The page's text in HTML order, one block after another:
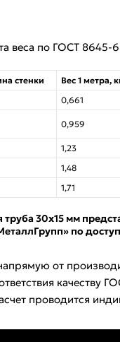
веса​ по ГОСТ 8645-
стенки Вес 1 метра,
0,661
0,959
1,23
1,48
1,71
30х15 мм
по
от
качеству
проводится